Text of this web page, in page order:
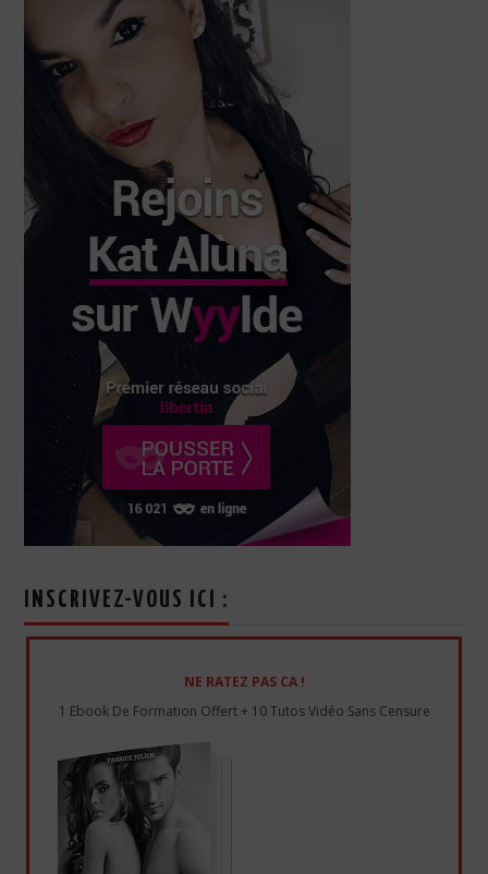
INSCRIVEZ-VOUS ICI :
NE RATEZ PAS CA !
1 Ebook De Formation Offert + 10 Tutos Vidéo Sans Censure